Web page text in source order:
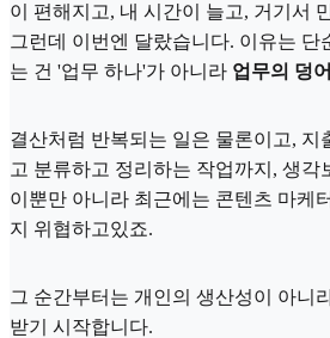
이 편해지고, 내 시간이 늘고, 거기서
그런데 이번엔 달랐습니다. 이유는 단
는 건 '업무 하나'가 아니라 업무의 덩
결산처럼 반복되는 일은 물론이고, 지
고 분류하고 정리하는 작업까지, 생각
이뿐만 아니라 최근에는 콘텐츠 마케
지 위협하고있죠.
그 순간부터는 개인의 생산성이 아니
받기 시작합니다.